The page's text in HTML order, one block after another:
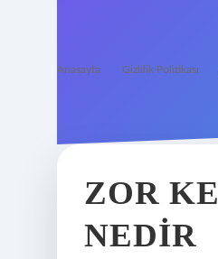
Anasayfa Gizlilik Politikası
ZOR
NEDIR